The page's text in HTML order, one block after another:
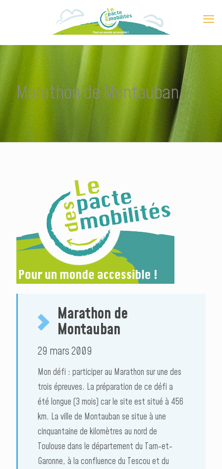
Marathon de Montauban
Marathon de
Montauban
29 mars 2009
Mon défi : participer au Marathon sur une des
trois épreuves. La préparation de ce défi a
été longue (3 mois) car le site est situé à 456
km. La ville de Montauban se situe à une
cinquantaine de kilomètres au nord de
Toulouse dans le département du Tarn-et-
Garonne, à la confluence du Tescou et du